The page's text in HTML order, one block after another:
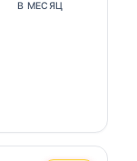
В МЕСЯЦ